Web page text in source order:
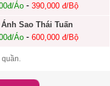
Áo- 390,000 đ/Bộ
Ánh Sao Thái Tuấn
Áo- 600,000 đ/Bộ
quần.